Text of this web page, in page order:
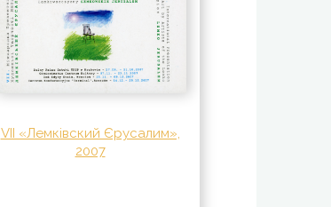
VII «Лемківский Єрусалим»,
2007